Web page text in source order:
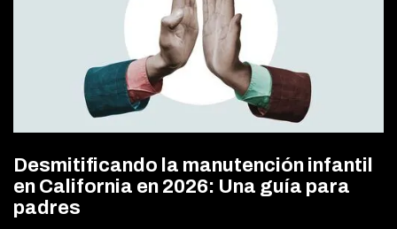
Desmitificando la manutención infantil
en California en 2026: Una guía para
padres